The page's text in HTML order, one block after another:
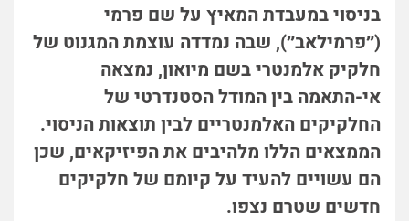
בניסוי במעבדת המאיץ על שם פרמי
(״פרמילאב״), שבה נמדדה עוצמת המגנוט של
חלקיק אלמנטרי בשם מיואון, נמצאה
אי-התאמה בין המודל הסטנדרטי של
החלקיקים האלמנטריים לבין תוצאות הניסוי.
הממצאים הללו מלהיבים את הפיזיקאים, שכן
הם עשויים להעיד על קיומם של חלקיקים
חדשים שטרם נצפו.